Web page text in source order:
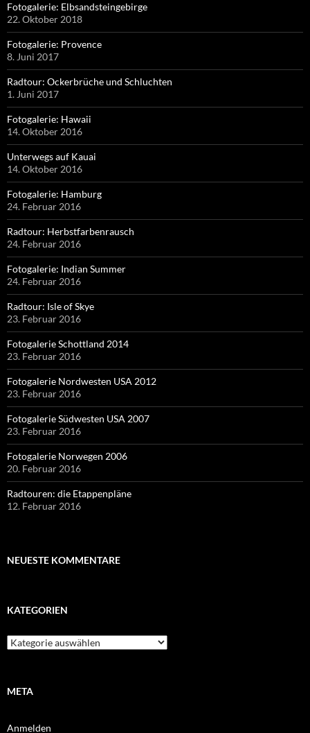
Fotogalerie: Elbsandsteingebirge
22. Oktober 2018
Fotogalerie: Provence
8. Juni 2017
Radtour: Ockerbrüche und Schluchten
1. Juni 2017
Fotogalerie: Hawaii
14. Oktober 2016
Unterwegs auf Kauai
14. Oktober 2016
Fotogalerie: Hamburg
24. Februar 2016
Radtour: Herbstfarbenrausch
24. Februar 2016
Fotogalerie: Indian Summer
24. Februar 2016
Radtour: Isle of Skye
23. Februar 2016
Fotogalerie Schottland 2014
23. Februar 2016
Fotogalerie Nordwesten USA 2012
23. Februar 2016
Fotogalerie Südwesten USA 2007
23. Februar 2016
Fotogalerie Norwegen 2006
20. Februar 2016
Radtouren: die Etappenpläne
12. Februar 2016
NEUESTE KOMMENTARE
KATEGORIEN
Kategorien
META
Anmelden